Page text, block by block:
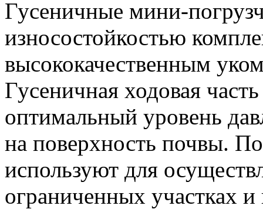
Гусеничные мини-
износостойкостью
высококачественным
Гусеничная ходовая
оптимальный уровень
на поверхность почвы.
используют для
ограниченных участках